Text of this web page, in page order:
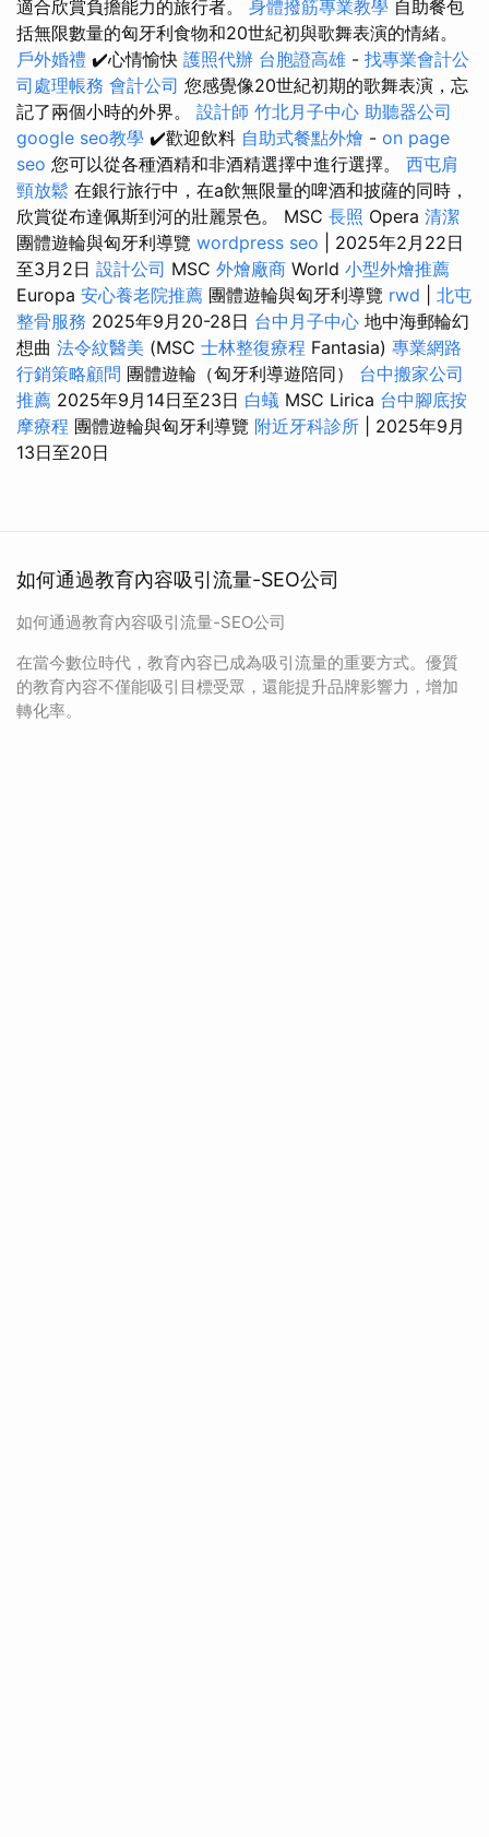
適合欣賞負擔能力的旅行者。 身體撥筋專業教學 自助餐包
括無限數量的匈牙利食物和20世紀初與歌舞表演的情緒。
戶外婚禮 ✔️心情愉快 護照代辦 台胞證高雄 - 找專業會計公
司處理帳務 會計公司 您感覺像20世紀初期的歌舞表演，忘
記了兩個小時的外界。 設計師 竹北月子中心 助聽器公司
google seo教學 ✔️歡迎飲料 自助式餐點外燴 - on page
seo 您可以從各種酒精和非酒精選擇中進行選擇。 西屯肩
頸放鬆 在銀行旅行中，在a飲無限量的啤酒和披薩的同時，
欣賞從布達佩斯到河的壯麗景色。 MSC 長照 Opera 清潔
團體遊輪與匈牙利導覽 wordpress seo | 2025年2月22日
至3月2日 設計公司 MSC 外燴廠商 World 小型外燴推薦
Europa 安心養老院推薦 團體遊輪與匈牙利導覽 rwd
北屯
整骨服務 2025年9月20-28日 台中月子中心 地中海郵輪幻
想曲 法令紋醫美 (MSC 士林整復療程 Fantasia) 專業網路
行銷策略顧問 團體遊輪（匈牙利導遊陪同） 台中搬家公司
推薦 2025年9月14日至23日 白蟻 MSC Lirica 台中腳底按
摩療程 團體遊輪與匈牙利導覽 附近牙科診所 | 2025年9月
13日至20日
如何通過教育內容吸引流量-SEO公司
如何通過教育內容吸引流量-SEO公司
在當今數位時代，教育內容已成為吸引流量的重要方式。優質
的教育內容不僅能吸引目標受眾，還能提升品牌影響力，增加
轉化率。